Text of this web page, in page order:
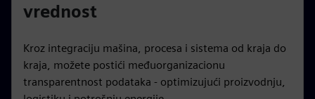
vrednost
Kroz integraciju mašina, procesa i sistema od kraja do
kraja, možete postići međuorganizacionu
transparentnost podataka - optimizujući proizvodnju,